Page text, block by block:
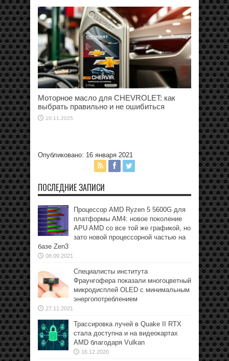
Моторное масло для CHEVROLET: как
выбрать правильно и не ошибиться
10.11.2025
Опубликовано: 16 января 2021
ПОСЛЕДНИЕ ЗАПИСИ
Процессор AMD Ryzen 5 5600G для
платформы АМ4: новое поколение
APU AMD со все той же графикой, но
зато новой процессорной частью на
базе Zen3
08.09.2021
Специалисты института
Фраунгофера показали многоцветный
микродисплей OLED с минимальным
энергопотреблением
27.11.2021
Трассировка лучей в Quake II RTX
стала доступна и на видеокартах
AMD благодаря Vulkan
16.12.2020